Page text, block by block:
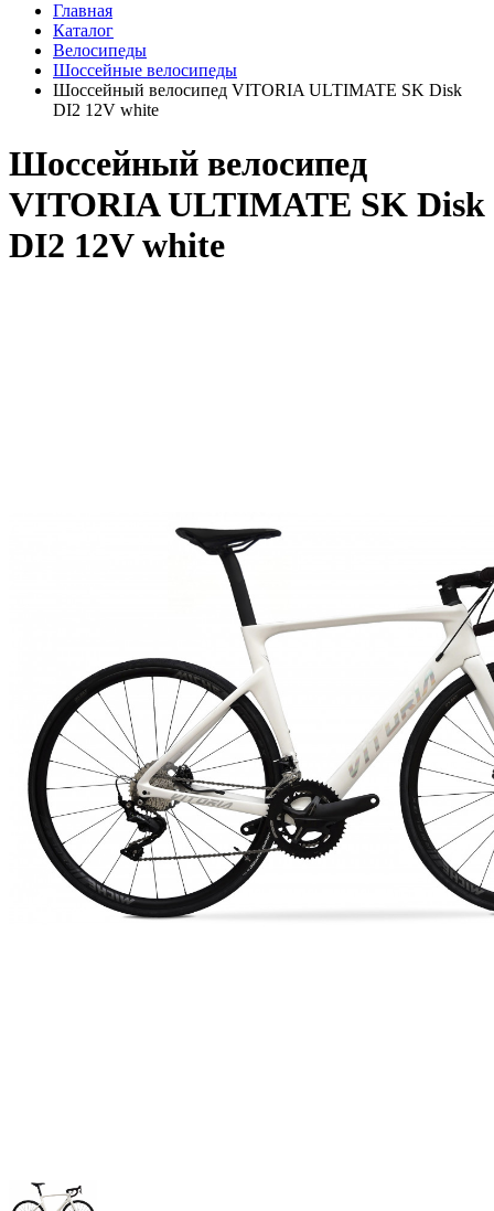
Главная
Каталог
Велосипеды
Шоссейные велосипеды
Шоссейный велосипед VITORIA ULTIMATE SK Disk
DI2 12V white
Шоссейный велосипед
VITORIA ULTIMATE SK Disk
DI2 12V white